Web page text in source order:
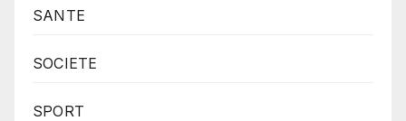
SANTE
SOCIETE
SPORT